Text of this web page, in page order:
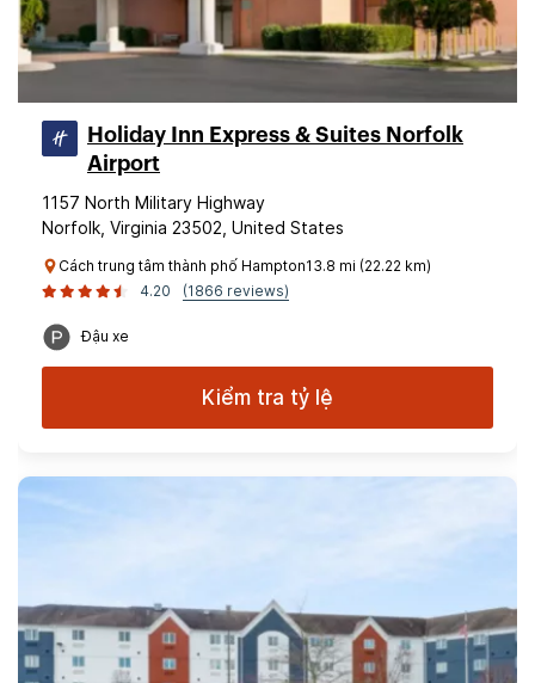
Holiday Inn Express & Suites Norfolk
Airport
1157 North Military Highway
Norfolk, Virginia 23502, United States
Cách trung tâm thành phố Hampton13.8 mi (22.22 km)
4.20
(1866 reviews)
Đậu xe
Kiểm tra tỷ lệ